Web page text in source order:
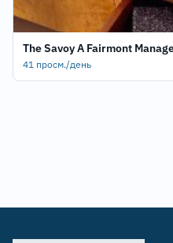
The Savoy A Fairmont
41 просм./день